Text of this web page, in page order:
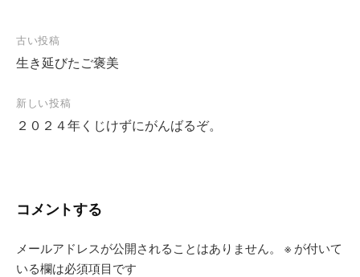
投
稿
ナ
ビ
ョ
古い投稿
生き延びたご褒美
新しい投稿
２０２４年くじけずにがんばるぞ。
コメントする
メールアドレスが公開されることはありません。 ※ が付いて
いる欄は必須項目です